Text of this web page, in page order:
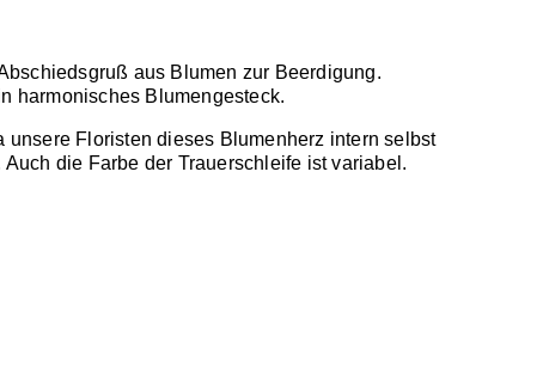
aus Blumen zur Beerdigung.
harmonisches Blumengesteck.
Floristen dieses Blumenherz intern selbst
die Farbe der Trauerschleife ist variabel.